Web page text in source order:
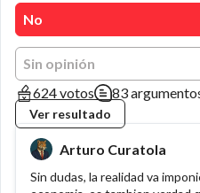
No
Sin opinión
624 votos
83
Ver resultado
Arturo Curatola
Sin dudas, la realidad va